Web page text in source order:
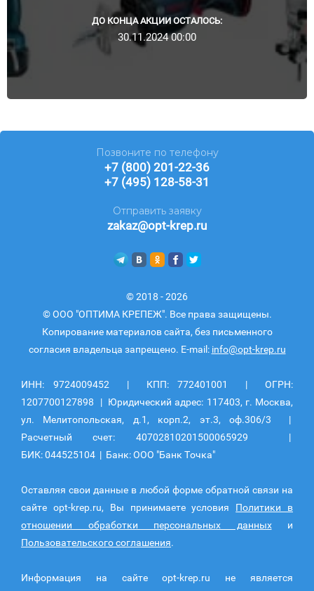
ДО КОНЦА АКЦИИ ОСТАЛОСЬ:
30.11.2024 00:00
Позвоните по телефону
+7 (800) 201-22-36
+7 (495) 128-58-31
Отправить заявку
zakaz@opt-krep.ru
© 2018 - 2026
© ООО "ОПТИМА КРЕПЕЖ". Все права защищены.
Копирование материалов сайта, без письменного
согласия владельца запрещено. E-mail: info@opt-krep.ru
ИНН: 9724009452 | КПП: 772401001 | ОГРН:
1207700127898 | Юридический адрес: 117403, г. Москва,
ул. Мелитопольская, д.1, корп.2, эт.3, оф.306/3 |
Расчетный счет: 40702810201500065929 |
БИК: 044525104 | Банк: ООО "Банк Точка"
Оставляя свои данные в любой форме обратной связи на
сайте opt-krep.ru, Вы принимаете условия Политики в
отношении обработки персональных данныхи
Пользовательского соглашения.
Информация на сайте opt-krep.ru не является